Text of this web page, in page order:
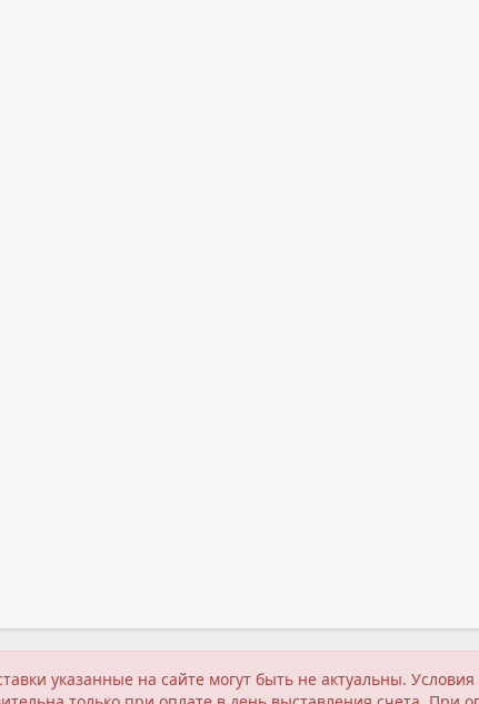
указанные на сайте могут быть не актуальны.